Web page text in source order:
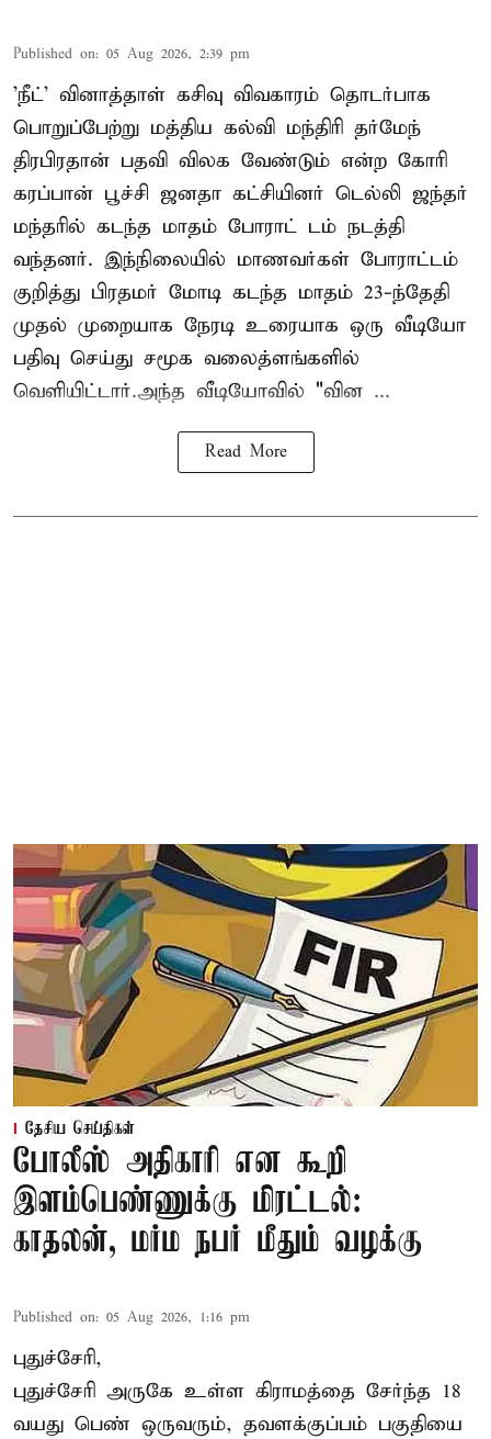
Published on: 05 Aug 2026, 2:39 pm
'நீட்' வினாத்தாள் கசிவு விவகாரம் தொடர்பாக
பொறுப்பேற்று மத்திய கல்வி மந்திரி தர்மேந்
திரபிரதான் பதவி விலக வேண்டும் என்ற கோரி
கரப்பான் பூச்சி ஜனதா கட்சியினர் டெல்லி ஜந்தர்
மந்தரில் கடந்த மாதம் போராட் டம் நடத்தி
வந்தனர். இந்நிலையில் மாணவர்கள் போராட்டம்
குறித்து பிரதமர் மோடி கடந்த மாதம் 23-ந்தேதி
முதல் முறையாக நேரடி உரையாக ஒரு வீடியோ
பதிவு செய்து சமூக வலைத்ளங்களில்
வெளியிட்டார்.அந்த வீடியோவில் "வின ...
Read More
தேசிய செய்திகள்
போலீஸ் அதிகாரி என கூறி
இளம்பெண்ணுக்கு மிரட்டல்:
காதலன், மர்ம நபர் மீதும் வழக்கு
Published on: 05 Aug 2026, 1:16 pm
புதுச்சேரி,
புதுச்சேரி அருகே உள்ள கிராமத்தை சேர்ந்த 18
வயது பெண் ஒருவரும், தவளக்குப்பம் பகுதியை